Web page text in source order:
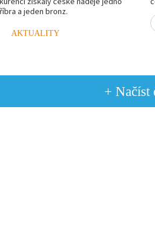
a jeden bronz.
AKTUALITY
+ Načíst